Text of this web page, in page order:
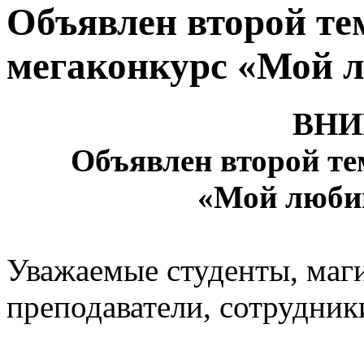
Объявлен второй
мегаконкурс «Мой
Объявлен второй
«Мой
Уважаемые студенты,
преподаватели,